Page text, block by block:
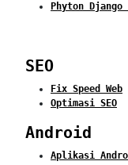
Phyton Django
SEO
Fix Speed Web
Optimasi SEO
Android
Aplikasi